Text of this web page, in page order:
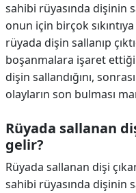
sahibi rüyasında dişinin
onun için birçok
rüyada dişin sallanıp
boşanmalara işaret
dişin sallandığını,
olayların son bulması
Rüyada sallanan
gelir?
Rüyada sallanan dişi
sahibi rüyasında dişinin